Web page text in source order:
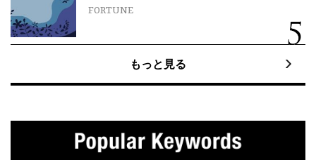
FORTUNE
もっと見る